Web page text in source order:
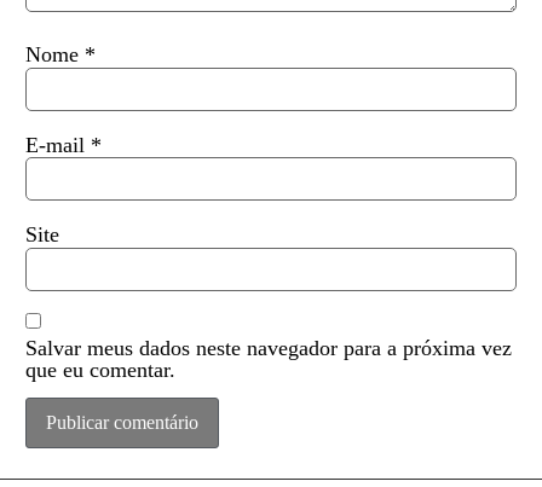
Nome *
E-mail *
Site
Salvar meus dados neste navegador para a próxima vez
que eu comentar.